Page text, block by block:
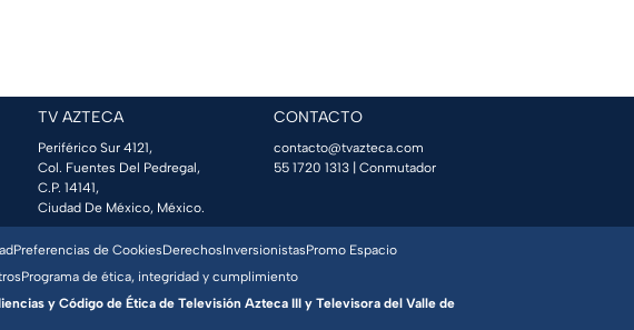
TV AZTECA
Periférico Sur 4121,
Col. Fuentes Del Pedregal,
C.P. 14141,
Ciudad De México, México.
CONTACTO
contacto@tvazteca.com
55 1720 1313 | Conmutador
Preferencias de CookiesDerechosInversionistasPromo Espacio
Programa de ética, integridad y cumplimiento
y Código de Ética de Televisión Azteca III y Televisora del Valle de